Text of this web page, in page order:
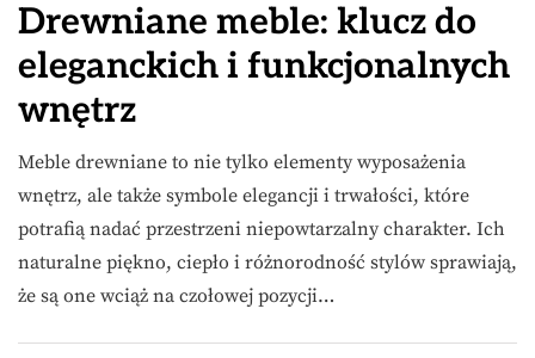
Drewniane meble: klucz do
eleganckich i funkcjonalnych
wnętrz
Meble drewniane to nie tylko elementy wyposażenia
wnętrz, ale także symbole elegancji i trwałości, które
potrafią nadać przestrzeni niepowtarzalny charakter. Ich
naturalne piękno, ciepło i różnorodność stylów sprawiają,
że są one wciąż na czołowej pozycji…